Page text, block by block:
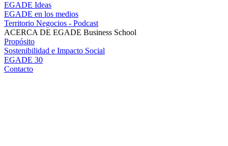
EGADE Ideas
EGADE en los medios
Territorio Negocios - Podcast
ACERCA DE EGADE Business School
Propósito
Sostenibilidad e Impacto Social
EGADE 30
Contacto